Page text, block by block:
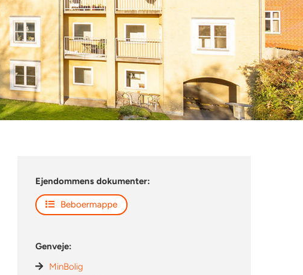
Ejendommens dokumenter:
Beboermappe
Genveje:
MinBolig